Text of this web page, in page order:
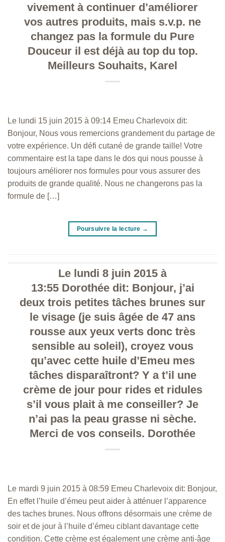
vivement à continuer d’améliorer
vos autres produits, mais s.v.p. ne
changez pas la formule du Pure
Douceur il est déjà au top du top.
Meilleurs Souhaits, Karel
Le lundi 15 juin 2015 à 09:14 Emeu Charlevoix dit:
Bonjour, Nous vous remercions grandement du partage de
votre expérience. Un défi cutané de grande taille! Votre
commentaire est la tape dans le dos qui nous pousse à
toujours améliorer nos formules pour vous assurer des
produits de grande qualité. Nous ne changerons pas la
formule de […]
Poursuivre la lecture →
Le lundi 8 juin 2015 à
13:55 Dorothée dit: Bonjour, j’ai
deux trois petites tâches brunes sur
le visage (je suis âgée de 47 ans
rousse aux yeux verts donc très
sensible au soleil), croyez vous
qu’avec cette huile d’Emeu mes
tâches disparaîtront? Y a t’il une
crème de jour pour rides et ridules
s’il vous plait à me conseiller? Je
n’ai pas la peau grasse ni sèche.
Merci de vos conseils. Dorothée
Le mardi 9 juin 2015 à 08:59 Emeu Charlevoix dit: Bonjour,
En effet l’huile d’émeu peut aider à atténuer l’apparence
des taches brunes. Nous offrons désormais une crème de
soir et de jour à l’huile d’émeu ciblant davantage cette
condition. Cette crème est également une crème anti-âge